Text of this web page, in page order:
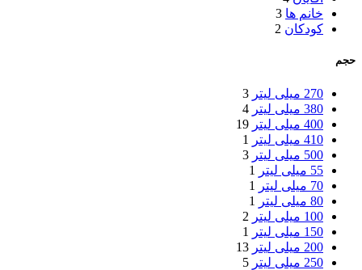
خانم ها 3
کودکان 2
حجم
270 میلی لیتر
3
380 میلی لیتر
4
400 میلی لیتر
19
410 میلی لیتر
1
500 میلی لیتر
3
55 میلی لیتر
1
70 میلی لیتر
1
80 میلی لیتر
1
100 میلی لیتر
2
150 میلی لیتر
1
200 میلی لیتر
13
250 میلی لیتر
5